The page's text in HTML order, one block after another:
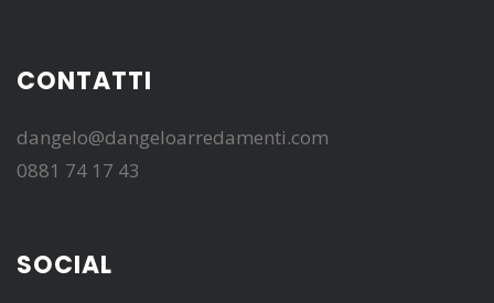
CONTATTI
dangelo@dangeloarredamenti.com
0881 74 17 43
SOCIAL